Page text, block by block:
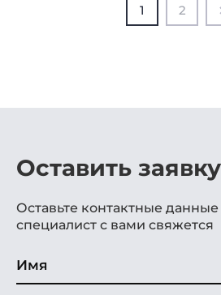
1 2
Оставить заявку
Оставьте контактные
специалист с вами свяжется